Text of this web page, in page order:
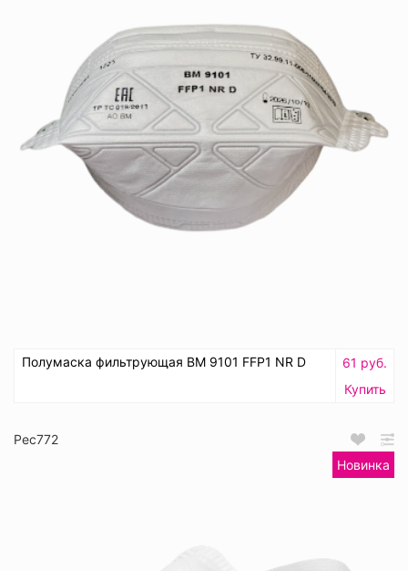
Полумаска фильтрующая ВМ 9101 FFP1 NR D
61 руб.
Купить
Рес772
Новинка